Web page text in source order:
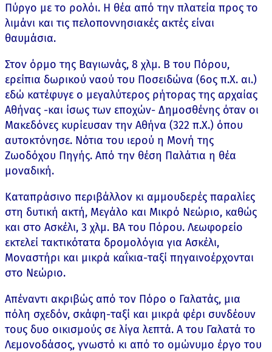
Πύργο με το ρολόι. Η θέα από την πλατεία προς το
λιμάνι και τις πελοποννησιακές ακτές είναι
θαυμάσια.
Στον όρμο της Βαγιωνάς, 8 χλμ. Β του Πόρου,
ερείπια δωρικού ναού του Ποσειδώνα (6ος π.Χ. αι.)
εδώ κατέφυγε ο μεγαλύτερος ρήτορας της αρχαίας
Αθήνας -και ίσως των εποχών- Δημοσθένης όταν οι
Μακεδόνες κυρίευσαν την Αθήνα (322 π.Χ.) όπου
αυτοκτόνησε. Νότια του ιερού η Μονή της
Ζωοδόχου Πηγής. Από την θέση Παλάτια η θέα
μοναδική.
Καταπράσινο περιβάλλον κι αμμουδερές παραλίες
στη δυτική ακτή, Μεγάλο και Μικρό Νεώριο, καθώς
και στο Ασκέλι, 3 χλμ. ΒΑ του Πόρου. Λεωφορείο
εκτελεί τακτικότατα δρομολόγια για Ασκέλι,
Μοναστήρι και μικρά καΐκια-ταξί πηγαινοέρχονται
στο Νεώριο.
Απέναντι ακριβώς από τον Πόρο ο Γαλατάς, μια
πόλη σχεδόν, σκάφη-ταξί και μικρά φέρι συνδέουν
τους δυο οικισμούς σε λίγα λεπτά. Α του Γαλατά το
Λεμονοδάσος, γνωστό κι από το ομώνυμο έργο του